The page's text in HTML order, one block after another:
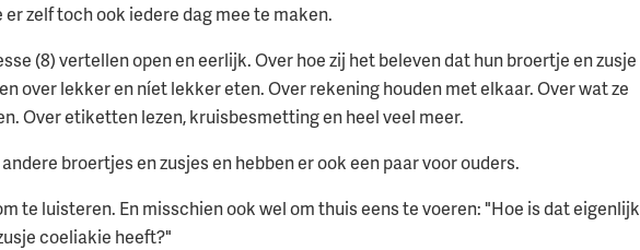
er zelf toch ook iedere dag mee te maken.
(8) vertellen open en eerlijk. Over hoe zij het beleven dat hun broertje en zusje
over lekker en níet lekker eten. Over rekening houden met elkaar. Over wat ze
Over etiketten lezen, kruisbesmetting en heel veel meer.
broertjes en zusjes en hebben er ook een paar voor ouders.
te luisteren. En misschien ook wel om thuis eens te voeren: "Hoe is dat eigenlijk
coeliakie heeft?"